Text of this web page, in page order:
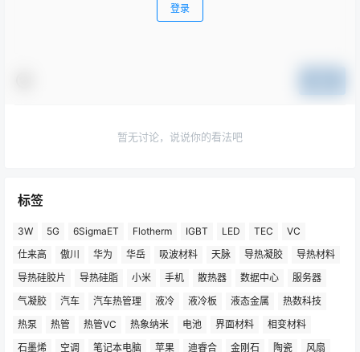
登录
暂无讨论，说说你的看法吧
标签
3W 5G 6SigmaET Flotherm IGBT LED TEC
VC
仕来高
傲川 华为 华岳 吸波材料 天脉 导热凝胶
导热材料
导热硅胶片
导热硅脂 小米 手机 散热器 数据中心
服务器
气凝胶
汽车 汽车热管理 液冷 液冷板 液态金属
热数科技
热泵
热管 热管VC 热象纳米 电池 界面材料
相变材料
石墨烯
空调 笔记本电脑 苹果 迪睿合 金刚石 陶瓷 风扇